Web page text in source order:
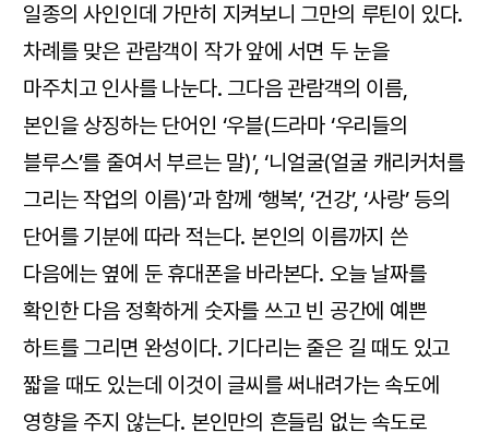
일종의 사인인데 가만히 지켜보니 그만의 루틴이 있다.
차례를 맞은 관람객이 작가 앞에 서면 두 눈을
마주치고 인사를 나눈다. 그다음 관람객의 이름,
본인을 상징하는 단어인 ‘우블(드라마 ‘우리들의
블루스’를 줄여서 부르는 말)’, ‘니얼굴(얼굴 캐리커처를
그리는 작업의 이름)’과 함께 ‘행복’, ‘건강’, ‘사랑’ 등의
단어를 기분에 따라 적는다. 본인의 이름까지 쓴
다음에는 옆에 둔 휴대폰을 바라본다. 오늘 날짜를
확인한 다음 정확하게 숫자를 쓰고 빈 공간에 예쁜
하트를 그리면 완성이다. 기다리는 줄은 길 때도 있고
짧을 때도 있는데 이것이 글씨를 써내려가는 속도에
영향을 주지 않는다. 본인만의 흔들림 없는 속도로